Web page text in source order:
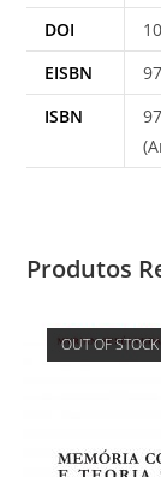
DOI
EISBN
ISBN
Produtos
OUT OF STOCK